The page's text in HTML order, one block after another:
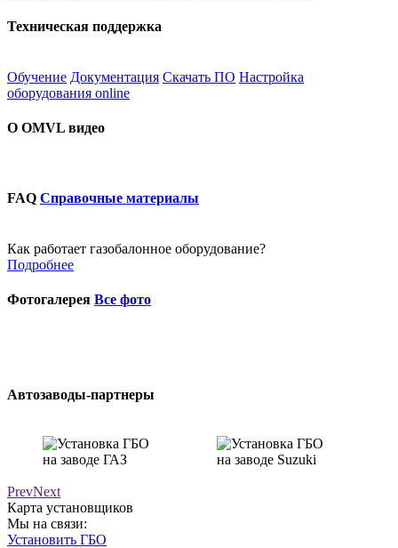
Техническая поддержка
Обучение Документация Скачать ПО Настройка
оборудования online
О OMVL видео
FAQ Справочные материалы
Как работает газобалонное оборудование?
Подробнее
Фотогалерея Все фото
Автозаводы-партнеры
PrevNext
Карта установщиков
Мы на связи:
Установить ГБО